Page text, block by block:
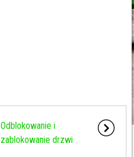
Odblokowanie i
zablokowanie drzwi